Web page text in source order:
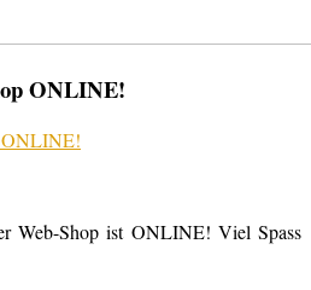
ONLINE!
Web-Shop ist ONLINE! Viel Spass